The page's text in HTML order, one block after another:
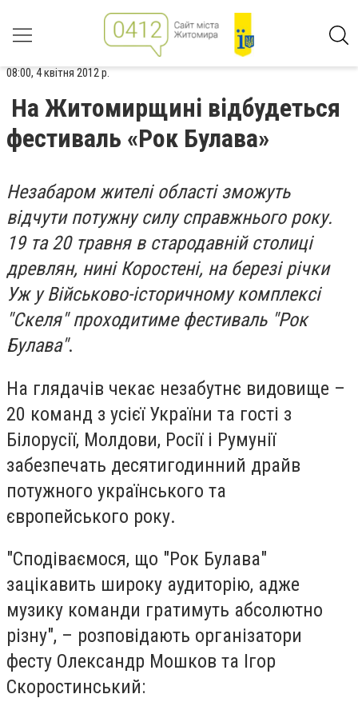
08:00, 4 квітня 2012 р.
На Житомирщині відбудеться
фестиваль «Рок Булава»
Незабаром жителі області зможуть
відчути потужну силу справжнього року.
19 та 20 травня в стародавній столиці
древлян, нині Коростені, на березі річки
Уж у Військово-історичному комплексі
"Скеля" проходитиме фестиваль "Рок
Булава".
На глядачів чекає незабутнє видовище –
20 команд з усієї України та гості з
Білорусії, Молдови, Росії і Румунії
забезпечать десятигодинний драйв
потужного українського та
європейського року.
"Сподіваємося, що "Рок Булава"
зацікавить широку аудиторію, адже
музику команди гратимуть абсолютно
різну", – розповідають організатори
фесту Олександр Мошков та Ігор
Скоростинський: